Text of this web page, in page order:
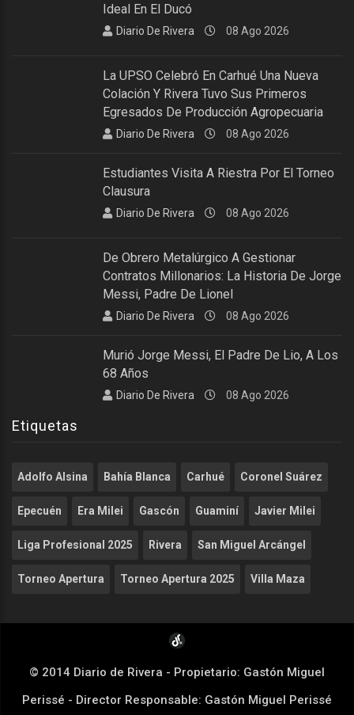
Ideal En El Ducó
Diario De Rivera 08 Ago 2026
La UPSO Celebró En Carhué Una Nueva
Colación Y Rivera Tuvo Sus Primeros
Egresados De Producción Agropecuaria
Diario De Rivera 08 Ago 2026
Estudiantes Visita A Riestra Por El Torneo
Clausura
Diario De Rivera 08 Ago 2026
De Obrero Metalúrgico A Gestionar
Contratos Millonarios: La Historia De Jorge
Messi, Padre De Lionel
Diario De Rivera 08 Ago 2026
Murió Jorge Messi, El Padre De Lio, A Los
68 Años
Diario De Rivera 08 Ago 2026
Etiquetas
Adolfo Alsina Bahía Blanca Carhué Coronel Suárez
Epecuén Era Milei Gascón Guaminí Javier Milei
Liga Profesional 2025 Rivera San Miguel Arcángel
Torneo Apertura Torneo Apertura 2025 Villa Maza
© 2014 Diario de Rivera - Propietario: Gastón Miguel
Perissé - Director Responsable: Gastón Miguel Perissé